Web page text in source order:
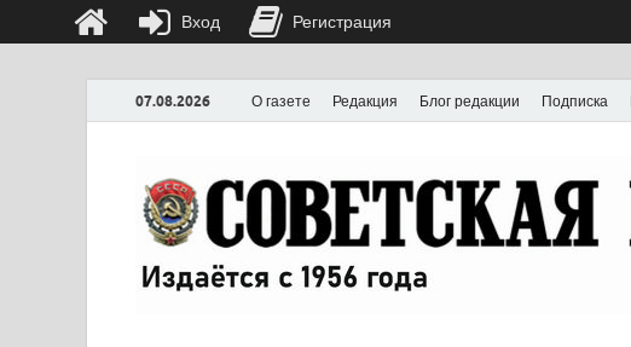
07.08.2026 О газете Редакция Блог редакции Подписка
Вход Регистрация